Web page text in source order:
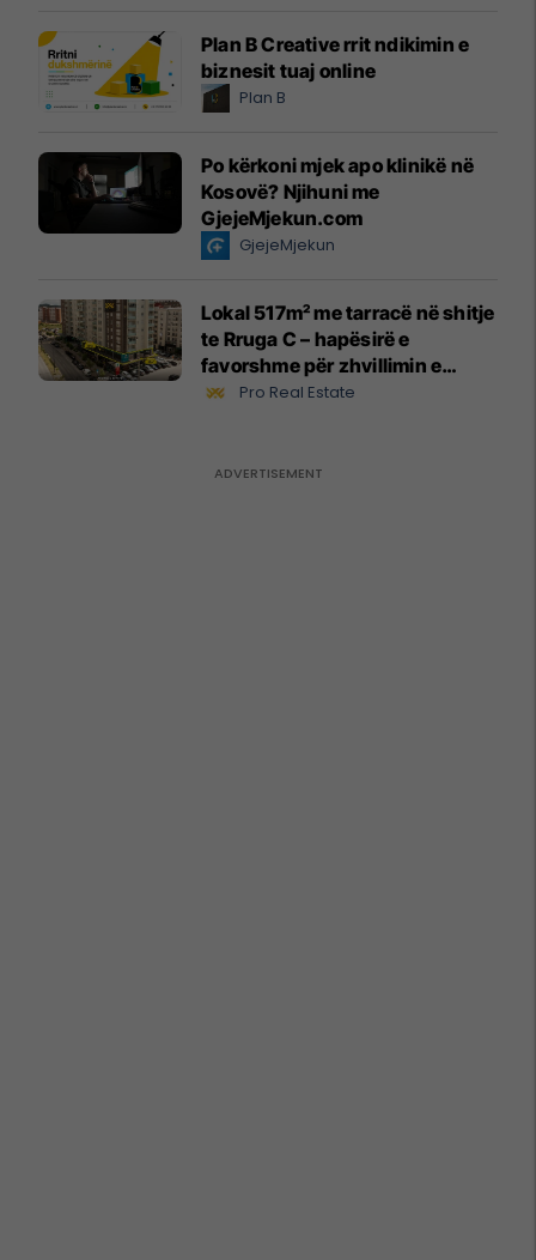
Plan B Creative rrit ndikimin e
biznesit tuaj online
Plan B
Po kërkoni mjek apo klinikë në
Kosovë? Njihuni me
GjejeMjekun.com
GjejeMjekun
Lokal 517m² me tarracë në shitje
te Rruga C – hapësirë e
favorshme për zhvillimin e
biznesit #15796
Pro Real Estate